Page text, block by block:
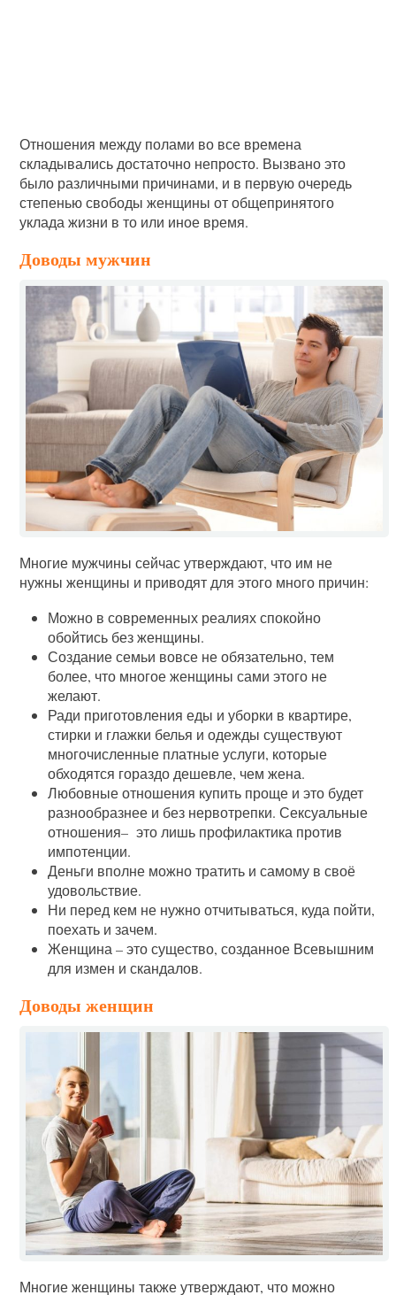
Отношения между полами во все времена
складывались достаточно непросто. Вызвано это
было различными причинами, и в первую очередь
степенью свободы женщины от общепринятого
уклада жизни в то или иное время.
Доводы мужчин
Многие мужчины сейчас утверждают, что им не
нужны женщины и приводят для этого много причин:
Можно в современных реалиях спокойно
обойтись без женщины.
Создание семьи вовсе не обязательно, тем
более, что многое женщины сами этого не
желают.
Ради приготовления еды и уборки в квартире,
стирки и глажки белья и одежды существуют
многочисленные платные услуги, которые
обходятся гораздо дешевле, чем жена.
Любовные отношения купить проще и это будет
разнообразнее и без нервотрепки. Сексуальные
отношения– это лишь профилактика против
импотенции.
Деньги вполне можно тратить и самому в своё
удовольствие.
Ни перед кем не нужно отчитываться, куда пойти,
поехать и зачем.
Женщина – это существо, созданное Всевышним
для измен и скандалов.
Доводы женщин
Многие женщины также утверждают, что можно